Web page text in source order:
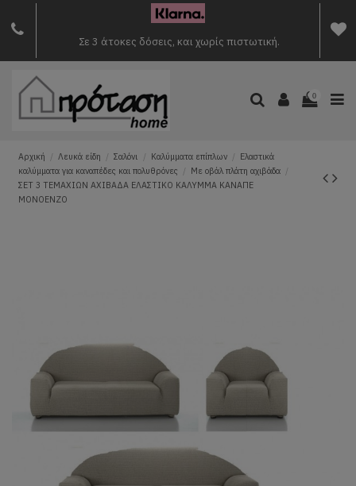
Σε 3 άτοκες δόσεις, και χωρίς πιστωτική.
0
Αρχική Λευκά είδη Σαλόνι Καλύμματα επίπλων
Ελαστικά
καλύμματα για καναπέδες και πολυθρόνες
Με οβάλ πλάτη αχιβάδα
ΣΕΤ 3 ΤΕΜΑΧΙΩΝ ΑΧΙΒΑΔΑ ΕΛΑΣΤΙΚΟ ΚΑΛΥΜΜΑ ΚΑΝΑΠΕ
MONOENZO